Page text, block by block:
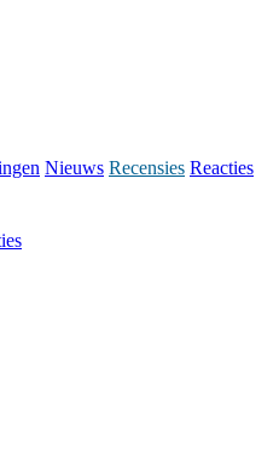
Nieuws Recensies Reacties